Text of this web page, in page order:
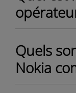
Quels
Nokia